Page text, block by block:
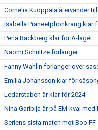
Cornelia Kuoppala återvänder
Isabella Praneetphonkrang klar
Perla Bäckberg klar för A-laget
Naomi Schultze förlänger
Fanny Wahlin förlänger över
Emilia Johansson klar för
Ledarstaben är klar för 2024
Nina Garibija är på EM-kval
Seriens sista match mot Boo FF